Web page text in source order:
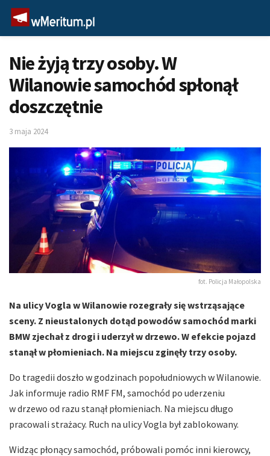
Nie żyją trzy osoby. W
Wilanowie samochód spłonął
doszczętnie
3 maja 2024
fot. Policja Małopolska
Na ulicy Vogla w Wilanowie rozegrały się wstrząsające
sceny. Z nieustalonych dotąd powodów samochód marki
BMW zjechał z drogi i uderzył w drzewo. W efekcie pojazd
stanął w płomieniach. Na miejscu zginęły trzy osoby.
Do tragedii doszło w godzinach popołudniowych w Wilanowie.
Jak informuje radio RMF FM, samochód po uderzeniu
w drzewo od razu stanął płomieniach. Na miejscu długo
pracowali strażacy. Ruch na ulicy Vogla był zablokowany.
Widząc płonący samochód, próbowali pomóc inni kierowcy,